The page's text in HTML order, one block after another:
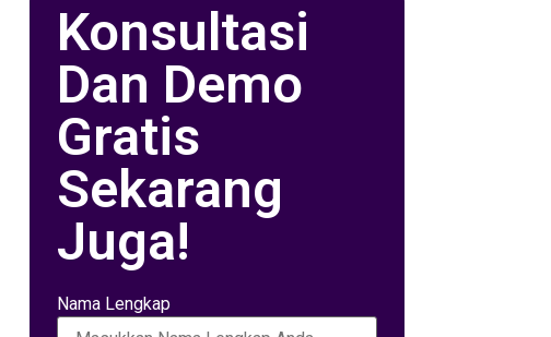
Konsultasi
Dan Demo
Gratis
Sekarang
Juga!
Nama Lengkap